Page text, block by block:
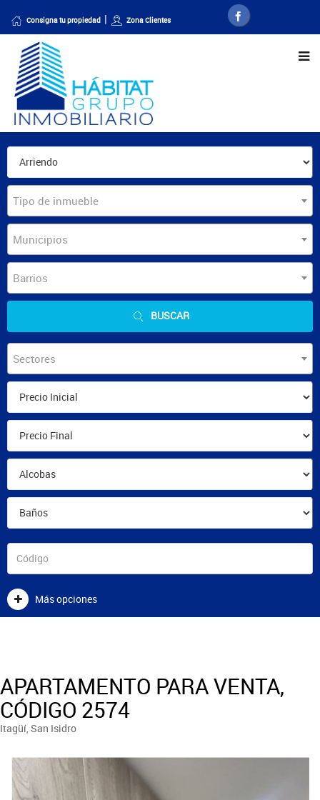
Consigna tu propiedad Zona Clientes
Tipo de inmueble
Municipios
Barrios
BUSCAR
Sectores
Más opciones
APARTAMENTO PARA VENTA,
CÓDIGO 2574
Itagüí, San Isidro